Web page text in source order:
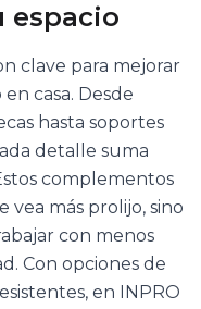
espacio
clave para mejorar
casa. Desde
hasta soportes
detalle suma
complementos
vea más prolijo, sino
con menos
Con opciones de
en INPRO